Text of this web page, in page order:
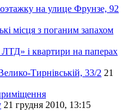
на улице Фрунзе, 92
місця з поганим запахом
і квартири на паперах
Тирнівській, 33/2 21
21 грудня 2010, 13:15